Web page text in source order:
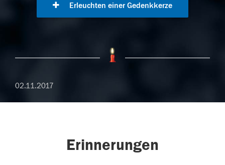
Erleuchten einer Gedenkkerze
02.11.2017
Erinnerungen